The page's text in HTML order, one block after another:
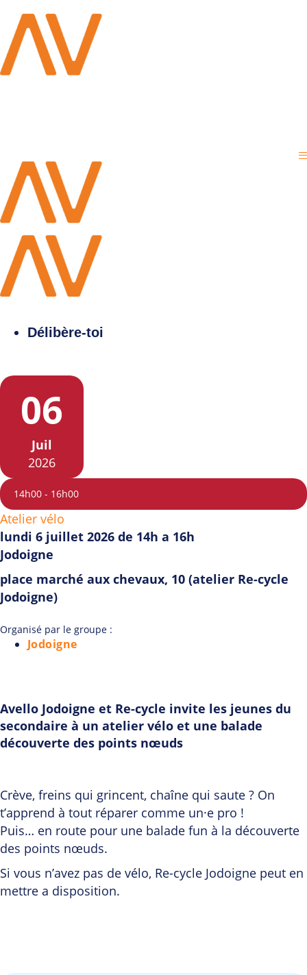
Délibère-toi
06
Juil
2026
14h00 - 16h00
Atelier vélo
lundi 6 juillet 2026 de 14h a 16h
Jodoigne
place marché aux chevaux, 10 (atelier Re-cycle
Jodoigne)
Organisé par le groupe :
Jodoigne
Avello Jodoigne et Re-cycle invite les jeunes du
secondaire à un atelier vélo et une balade
découverte des points nœuds
Crève, freins qui grincent, chaîne qui saute ? On
t’apprend à tout réparer comme un·e pro !
Puis… en route pour une balade fun à la découverte
des points nœuds.
Si vous n’avez pas de vélo, Re-cycle Jodoigne peut en
mettre a disposition.